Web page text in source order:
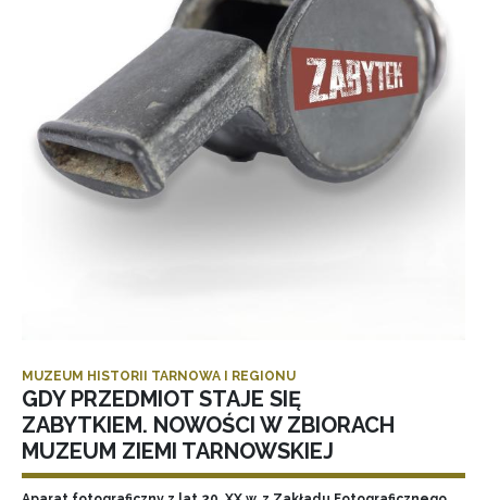
MUZEUM HISTORII TARNOWA I REGIONU
GDY PRZEDMIOT STAJE SIĘ
ZABYTKIEM. NOWOŚCI W ZBIORACH
MUZEUM ZIEMI TARNOWSKIEJ